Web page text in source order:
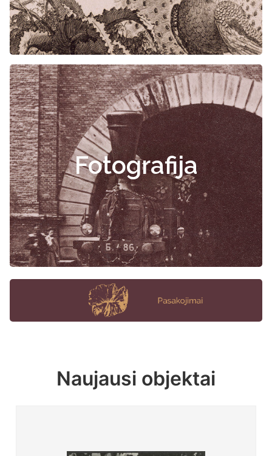
Fotografija
Naujausi objektai